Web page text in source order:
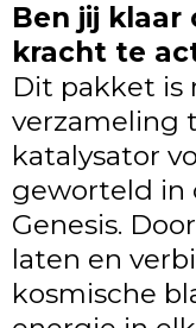
Ben jij klaar
kracht te
Dit pakket is
verzameling
katalysator
geworteld in
Genesis.
laten en
kosmische